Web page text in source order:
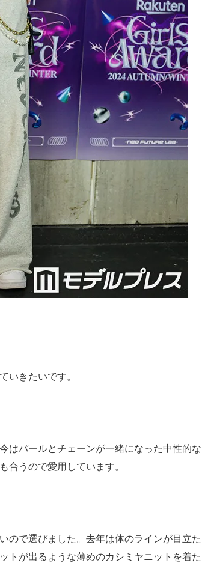
いきたいです。
はパールとチェーンが一緒になった中性的な
うので愛用しています。
ので選びました。去年は体のラインが目立た
トが出るような薄めのカシミヤニットを着た